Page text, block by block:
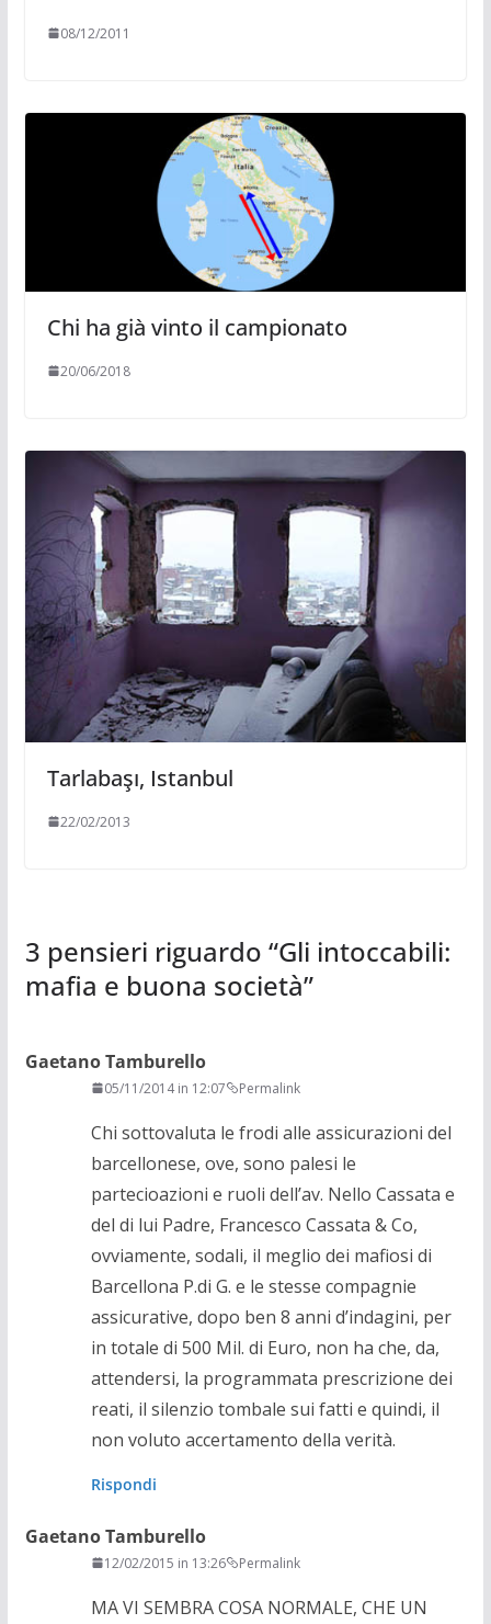
08/12/2011
Chi ha già vinto il campionato
20/06/2018
Tarlabaşı, Istanbul
22/02/2013
3 pensieri riguardo “Gli intoccabili:
mafia e buona società”
Gaetano Tamburello
05/11/2014 in 12:07 Permalink
Chi sottovaluta le frodi alle assicurazioni del
barcellonese, ove, sono palesi le
partecioazioni e ruoli dell’av. Nello Cassata e
del di lui Padre, Francesco Cassata & Co,
ovviamente, sodali, il meglio dei mafiosi di
Barcellona P.di G. e le stesse compagnie
assicurative, dopo ben 8 anni d’indagini, per
in totale di 500 Mil. di Euro, non ha che, da,
attendersi, la programmata prescrizione dei
reati, il silenzio tombale sui fatti e quindi, il
non voluto accertamento della verità.
Rispondi
Gaetano Tamburello
12/02/2015 in 13:26 Permalink
MA VI SEMBRA COSA NORMALE, CHE UN